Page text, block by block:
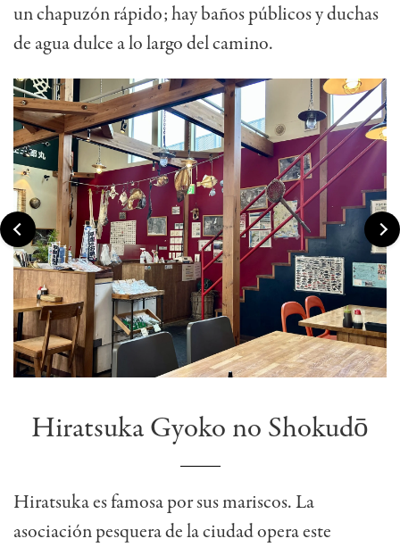
un chapuzón rápido; hay baños públicos y duchas
de agua dulce a lo largo del camino.
Hiratsuka Gyoko no Shokudō
Hiratsuka es famosa por sus mariscos. La
asociación pesquera de la ciudad opera este